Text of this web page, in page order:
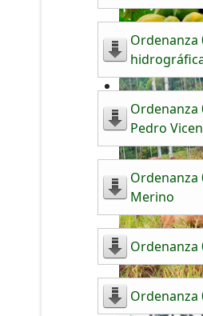
Ordenanza
Ordenanza
Pedro
Ordenanza
Merino
Ordenanza
Ordenanza